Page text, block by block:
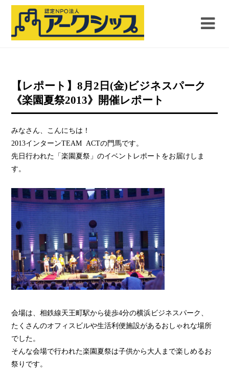
【レポート】8月2日(金)ビジネスパーク
《楽園夏祭2013》開催レポート
みなさん、こんにちは！
2013インターンTEAM ACTの門馬です。
先日行われた「楽園夏祭」のイベントレポートをお届けしま
す。
会場は、相鉄線天王町駅から徒歩4分の横浜ビジネスパーク、
たくさんのオフィスビルや生活利便施設があるおしゃれな場所
でした。
そんな会場で行われた楽園夏祭は子供から大人まで楽しめるお
祭りです。